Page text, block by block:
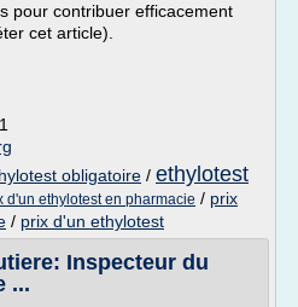
pour contribuer efficacement
cet article).
obligatoire / ethylotest
d'un ethylotest en pharmacie / prix
/ prix d'un ethylotest
Inspecteur du
...